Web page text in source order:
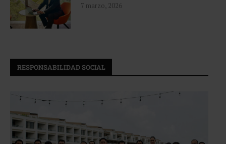
7 marzo, 2026
RESPONSABILIDAD SOCIAL